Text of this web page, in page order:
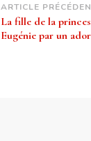
d’article
ARTICLE
La fille de la
Eugénie par un